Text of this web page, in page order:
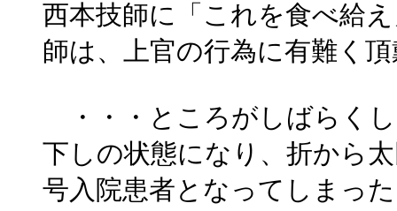
西本技師に「これを食べ給
師は、上官の行為に有難く
・・・ところがしばらく
下しの状態になり、折から
号入院患者となってしまっ